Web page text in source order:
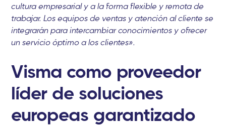
cultura empresarial y a la forma flexible y remota de
trabajar. Los equipos de ventas y atención al cliente se
integrarán para intercambiar conocimientos y ofrecer
un servicio óptimo a los clientes».
Visma como proveedor
líder de soluciones
europeas garantizado